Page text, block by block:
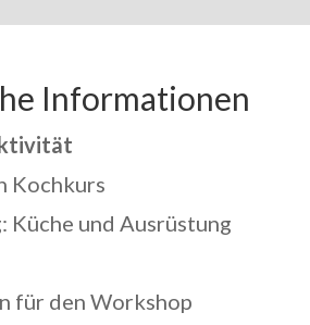
Informationen
Kochkurs
Küche und Ausrüstung
für den Workshop